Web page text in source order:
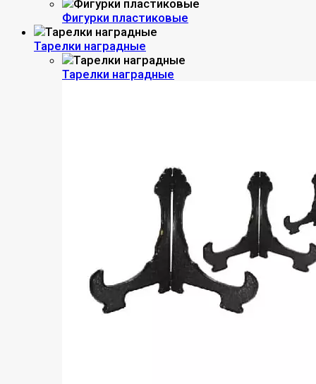
Фигурки пластиковые
Тарелки наградные
Тарелки наградные